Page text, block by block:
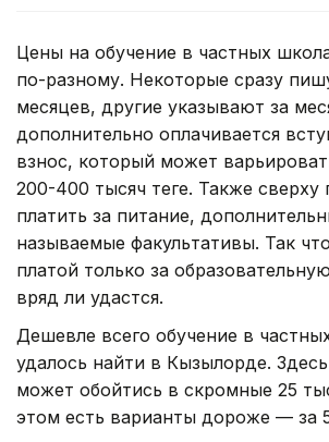
Цены на обучение в частных
по-разному. Некоторые сразу
месяцев, другие указывают за
дополнительно оплачивается
взнос, который может
200-400 тысяч теңге. Также сверху
платить за питание,
называемые факультативы. Так
платой только за
вряд ли удастся.
Дешевле всего обучение в
удалось найти в Кызылорде.
может обойтись в скромные 25
этом есть варианты дороже — за